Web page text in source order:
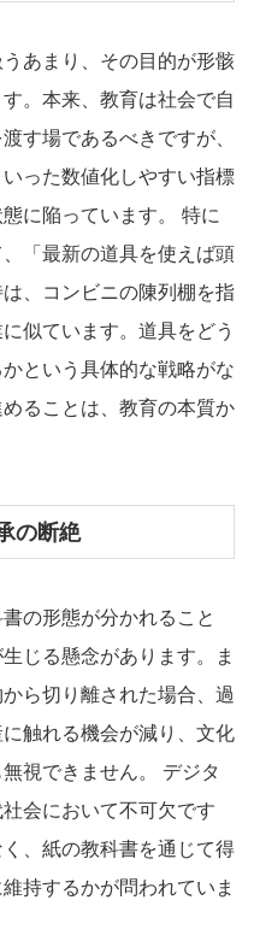
あまり、その目的が形骸
。本来、教育は社会で自
す場であるべきですが、
った数値化しやすい指標
に陥っています。 特に
「最新の道具を使えば頭
、コンビニの陳列棚を指
似ています。道具をどう
という具体的な戦略がな
ることは、教育の本質か
の断絶
の形態が分かれること
じる懸念があります。ま
ら切り離された場合、過
触れる機会が減り、文化
視できません。 デジタ
会において不可欠です
、紙の教科書を通じて得
持するかが問われていま